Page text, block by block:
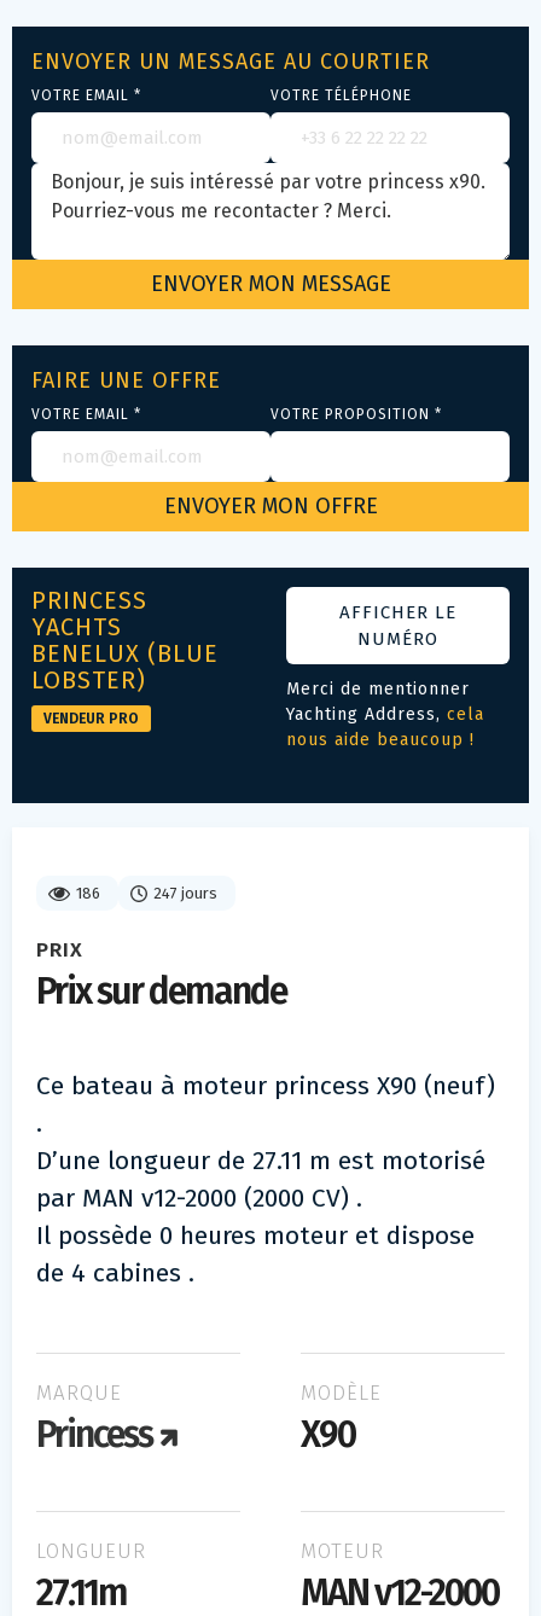
186 247 jours
PRIX
Prix sur demande
Ce bateau à moteur princess X90 (neuf)
.
D’une longueur de 27.11 m est motorisé
par MAN v12-2000 (2000 CV) .
Il possède 0 heures moteur et dispose
de 4 cabines .
MARQUE
Princess
MODÈLE
X90
LONGUEUR
27.11m
MOTEUR
MAN v12-2000
ENVOYER UN MESSAGE AU COURTIER
VOTRE EMAIL * VOTRE TÉLÉPHONE
FAIRE UNE OFFRE
VOTRE EMAIL * VOTRE PROPOSITION *
PRINCESS
YACHTS
BENELUX (BLUE
LOBSTER)
VENDEUR PRO
AFFICHER LE
NUMÉRO
Merci de mentionner
Yachting Address, cela
nous aide beaucoup !